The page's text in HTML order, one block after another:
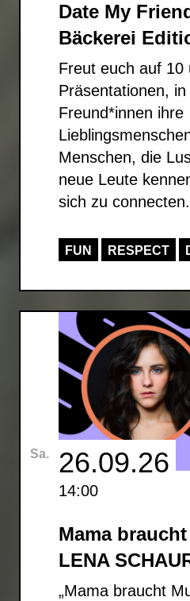
Date My
Bäckerei
Freut euch auf 10
Präsentationen, in
Freund*innen ihre
Menschen, die
neue Leute
sich zu connecten.
FUN RESPECT
Sa. 26.09.26
14:00
Mama
LENA
„Mama braucht